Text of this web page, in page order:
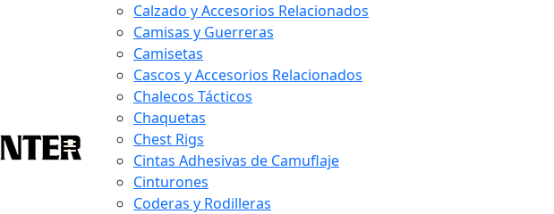
Calzado y Accesorios Relacionados
Camisas y Guerreras
Camisetas
Cascos y Accesorios Relacionados
Chalecos Tácticos
Chaquetas
Chest Rigs
Cintas Adhesivas de Camuflaje
Cinturones
Coderas y Rodilleras